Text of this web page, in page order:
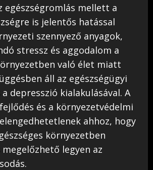
egészségromlás mellett a
is jelentős hatással
szennyező anyagok,
stressz és aggodalom a
való élet miatt
áll az egészségügyi
depresszió kialakulásával. A
és a környezetvédelmi
ahhoz, hogy
környezetben
megelőzhető legyen az